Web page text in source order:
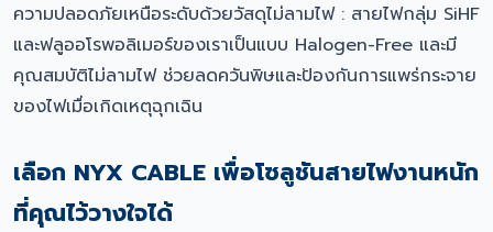
ความปลอดภัยเหนือระดับด้วยวัสดุไม่ลามไฟ : สายไฟกลุ่ม SiHF
และฟลูออโรพอลิเมอร์ของเราเป็นแบบ Halogen-Free และมี
คุณสมบัติไม่ลามไฟ ช่วยลดควันพิษและป้องกันการแพร่กระจาย
ของไฟเมื่อเกิดเหตุฉุกเฉิน
เลือก NYX CABLE เพื่อโซลูชันสายไฟงานหนัก
ที่คุณไว้วางใจได้